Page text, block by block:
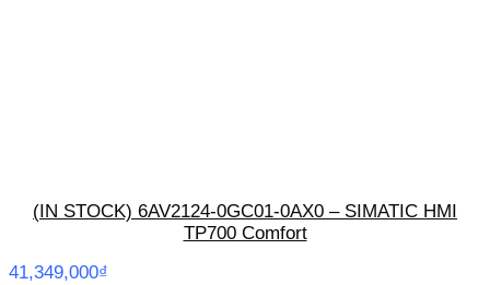
(IN STOCK) 6AV2124-0GC01-0AX0 – SIMATIC HMI
TP700 Comfort
41,349,000₫